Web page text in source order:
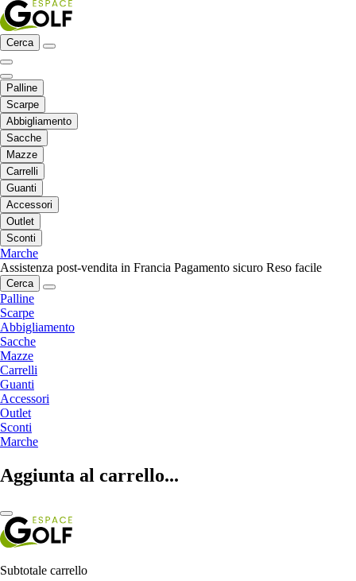
Cerca
Palline
Scarpe
Abbigliamento
Sacche
Mazze
Carrelli
Guanti
Accessori
Outlet
Sconti
Marche
Assistenza post-vendita in Francia Pagamento sicuro Reso facile
Cerca
Palline
Scarpe
Abbigliamento
Sacche
Mazze
Carrelli
Guanti
Accessori
Outlet
Sconti
Marche
Aggiunta al carrello...
Subtotale carrello